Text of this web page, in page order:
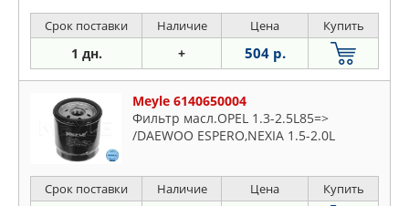
Срок поставки Наличие Цена Купить
1 дн. + 504 р.
Meyle 6140650004
Фильтр масл.OPEL 1.3-2.5L85=>
/DAEWOO ESPERO,NEXIA 1.5-2.0L
Срок поставки Наличие Цена Купить